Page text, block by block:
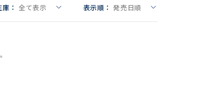
： 全て表示 表示順： 発売日順